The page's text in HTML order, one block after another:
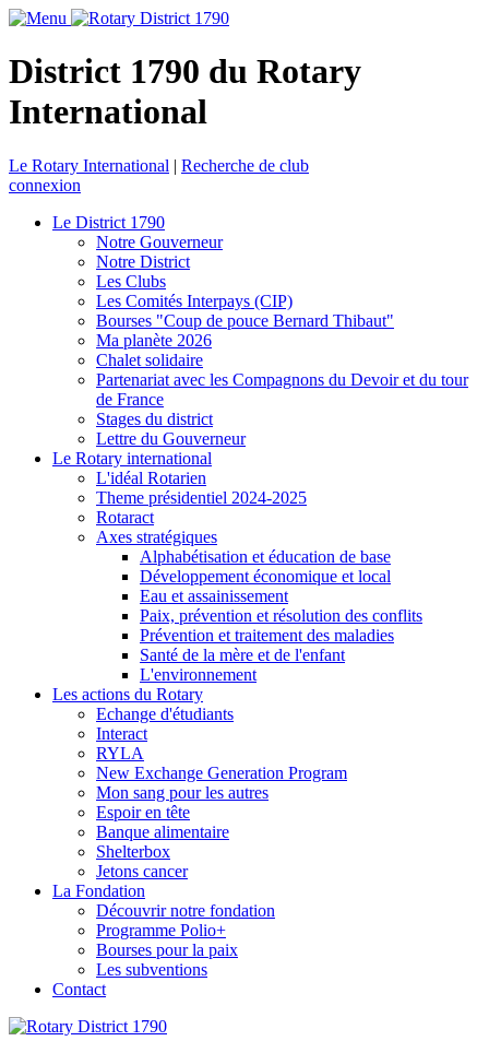
District 1790 du Rotary
International
Le Rotary International | Recherche de club
connexion
Le District 1790
Notre Gouverneur
Notre District
Les Clubs
Les Comités Interpays (CIP)
Bourses "Coup de pouce Bernard Thibaut"
Ma planète 2026
Chalet solidaire
Partenariat avec les Compagnons du Devoir et du tour
de France
Stages du district
Lettre du Gouverneur
Le Rotary international
L'idéal Rotarien
Theme présidentiel 2024-2025
Rotaract
Axes stratégiques
Alphabétisation et éducation de base
Développement économique et local
Eau et assainissement
Paix, prévention et résolution des conflits
Prévention et traitement des maladies
Santé de la mère et de l'enfant
L'environnement
Les actions du Rotary
Echange d'étudiants
Interact
RYLA
New Exchange Generation Program
Mon sang pour les autres
Espoir en tête
Banque alimentaire
Shelterbox
Jetons cancer
La Fondation
Découvrir notre fondation
Programme Polio+
Bourses pour la paix
Les subventions
Contact